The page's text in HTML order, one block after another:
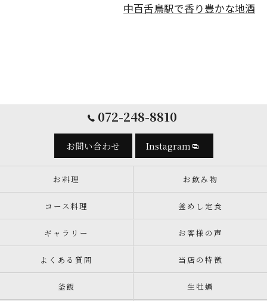
中百舌鳥駅で香り豊かな地酒
072-248-8810
お問い合わせ Instagram
お料理 お飲み物
コース料理 釜めし定食
ギャラリー お客様の声
よくある質問 当店の特徴
釜飯 生牡蠣